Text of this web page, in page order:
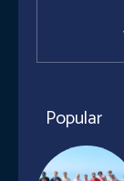
Popular